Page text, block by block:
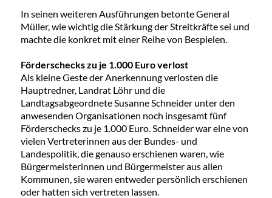
In seinen weiteren Ausführungen betonte General
Müller, wie wichtig die Stärkung der Streitkräfte sei und
machte die konkret mit einer Reihe von Bespielen.
Förderschecks zu je 1.000 Euro verlost
Als kleine Geste der Anerkennung verlosten die
Hauptredner, Landrat Löhr und die
Landtagsabgeordnete Susanne Schneider unter den
anwesenden Organisationen noch insgesamt fünf
Förderschecks zu je 1.000 Euro. Schneider war eine von
vielen Vertreterinnen aus der Bundes- und
Landespolitik, die genauso erschienen waren, wie
Bürgermeisterinnen und Bürgermeister aus allen
Kommunen, sie waren entweder persönlich erschienen
oder hatten sich vertreten lassen.